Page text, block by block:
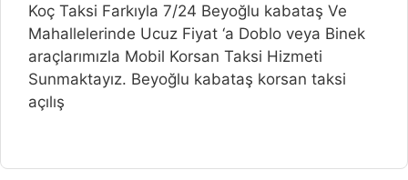
Koç Taksi Farkıyla 7/24 Beyoğlu kabataş Ve
Mahallelerinde Ucuz Fiyat ‘a Doblo veya Binek
araçlarımızla Mobil Korsan Taksi Hizmeti
Sunmaktayız. Beyoğlu kabataş korsan taksi
açılış